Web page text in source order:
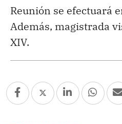
Reunión se efectuará
Además, magistrada
XIV.